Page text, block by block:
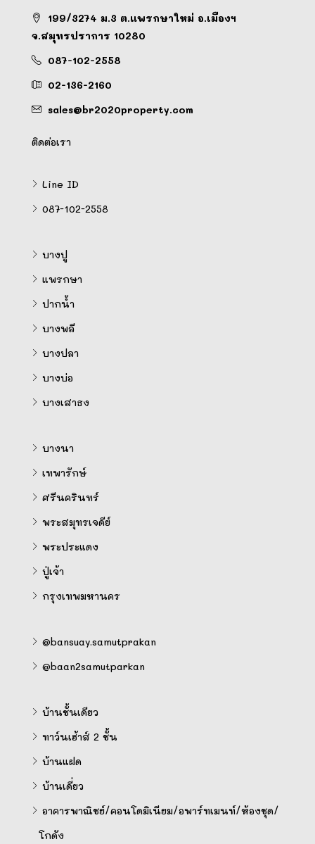
199/3274 ม.3 ต.แพรกษาใหม่ อ.เมืองฯ
จ.สมุทรปราการ 10280
087-102-2558
02-136-2160
sales@br2020property.com
ติดต่อเรา
Line ID
087-102-2558
บางปู
แพรกษา
ปากน้ำ
บางพลี
บางปลา
บางบ่อ
บางเสาธง
บางนา
เทพารักษ์
ศรีนครินทร์
พระสมุทรเจดีย์
พระประแดง
ปู่เจ้า
กรุงเทพมหานคร
@bansuay.samutprakan
@baan2samutparkan
บ้านชั้นเดียว
ทาว์นเฮ้าส์ 2 ชั้น
บ้านแฝด
บ้านเดี่ยว
อาคารพาณิชย์/คอนโดมิเนียม/อพาร์ทเมนท์/ห้องชุด/
โกดัง